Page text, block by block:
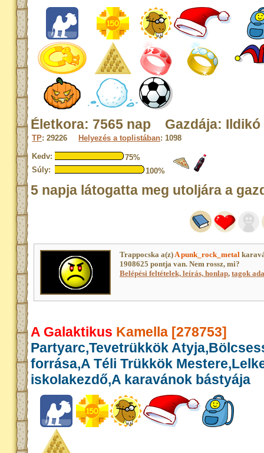
Életkora: 7565 nap Gazdája: Ildikó
TP: 29226 Helyezés a toplistában: 1098
Kedv:
75%
Súly:
100%
5 napja látogatta meg utoljára a
Trappocska a(z)A punk_rock_metal
1908625 pontja van. Nem rossz, mi?
Belépési feltételek, leírás, honlap, tagok
A Galaktikus Kamella [278753]
Partyarc,Tevetrükkök
forrása,A Téli Trükkök
iskolakezdő,A karavánok bástyája